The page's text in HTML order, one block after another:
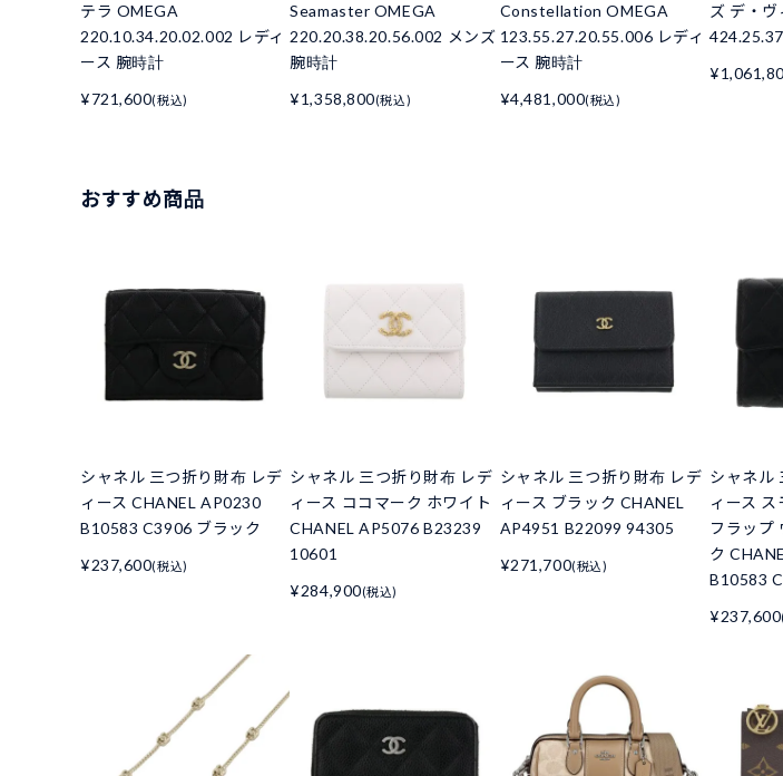
テラ OMEGA
220.10.34.20.02.002 レディ
ース 腕時計
¥721,600(税込)
Seamaster OMEGA
220.20.38.20.56.002 メンズ
腕時計
¥1,358,800(税込)
Constellation OMEGA
123.55.27.20.55.006 レディ
ース 腕時計
¥4,481,000(税込)
ズ デ・
おすすめ商品
シャネル 三つ折り財布 レデ
ィース CHANEL AP0230
B10583 C3906 ブラック
¥237,600(税込)
シャネル 三つ折り財布 レデ
ィース ココマーク ホワイト
CHANEL AP5076 B23239
10601
¥284,900(税込)
シャネル 三つ折り財布 レデ
ィース ブラック CHANEL
AP4951 B22099 94305
¥271,700(税込)
シャネル
ィース ス
フラップ
ク
B10583
¥237,600